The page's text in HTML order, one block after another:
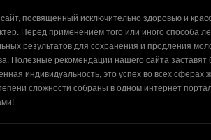
посвященный исключительно здоровью и
Перед применением того или иного способа
результатов для сохранения и продления
Полезные рекомендации нашего сайта
индивидуальность, это успех во всех
сложности собраны в одном интернет